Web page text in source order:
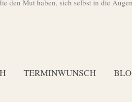
den Mut haben, sich selbst in die
TERMINWUNSCH